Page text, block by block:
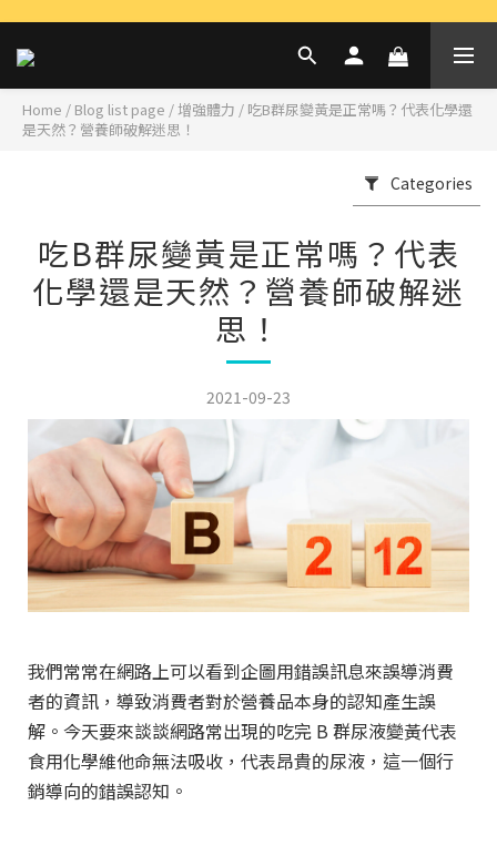
Home / Blog list page /增強體力 / 吃B群尿變黃是正常嗎？代表化學還
是天然？營養師破解迷思！
Categories
吃B群尿變黃是正常嗎？代表
化學還是天然？營養師破解迷
思！
2021-09-23
我們常常在網路上可以看到企圖用錯誤訊息來誤導消費
者的資訊，導致消費者對於營養品本身的認知產生誤
解。今天要來談談網路常出現的吃完 B 群尿液變黃代表
食用化學維他命無法吸收，代表昂貴的尿液，這一個行
銷導向的錯誤認知。